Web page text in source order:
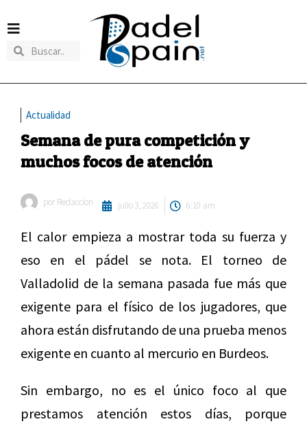
Actualidad
Semana de pura competición y
muchos focos de atención
por Redaccion julio 3, 2026 6:10 am
El calor empieza a mostrar toda su fuerza y
eso en el pádel se nota. El torneo de
Valladolid de la semana pasada fue más que
exigente para el físico de los jugadores, que
ahora están disfrutando de una prueba menos
exigente en cuanto al mercurio en Burdeos.
Sin embargo, no es el único foco al que
prestamos atención estos días, porque